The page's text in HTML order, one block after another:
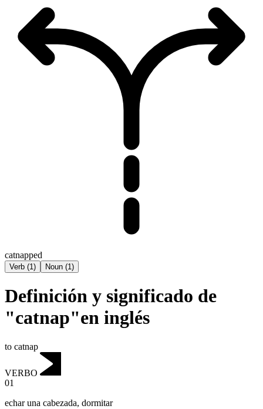
catnapped
Verb (1) Noun (1)
Definición y significado de
"catnap"en inglés
to catnap
VERBO
01
echar una cabezada, dormitar